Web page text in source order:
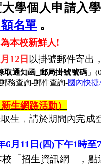
學個人申請入
名單 。
本校新鮮人!
月 12 日 以掛號郵件寄出
取通知函 _郵局掛號號碼」
務查詢-郵件查詢-國內快捷/
新生網路活動）
生，請於期間內完成
6月 11 日(四)下午1 時至
「招生資訊網」，點